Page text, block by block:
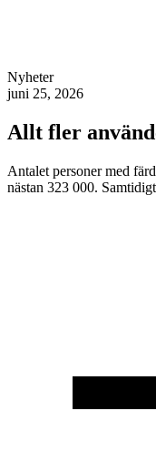
Nyheter
juni 25, 2026
Allt fler
Antalet personer med
nästan 323 000.